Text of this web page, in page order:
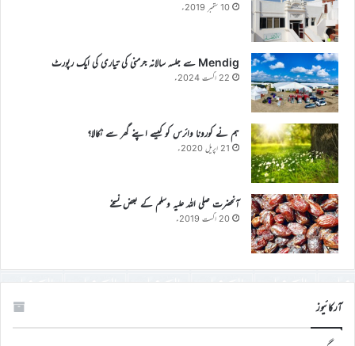
10 ستمبر 2019ء
Mendig سے جلسہ سالانہ جرمنی کی تیاری کی ایک رپورٹ
22 اگست 2024ء
ہم نے کورونا وائرس کو کیسے اپنے گھر سے نکالا؟
21 اپریل 2020ء
آنحضرت صلی اللہ علیہ وسلم کے بعض نسخے
20 اگست 2019ء
آرکائیوز